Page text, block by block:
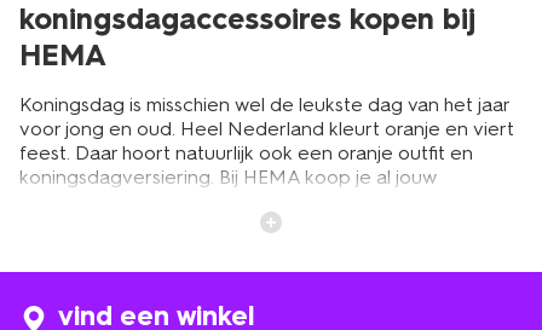
koningsdagaccessoires kopen bij
HEMA
Koningsdag is misschien wel de leukste dag van het jaar
voor jong en oud. Heel Nederland kleurt oranje en viert
feest. Daar hoort natuurlijk ook een oranje outfit en
koningsdagversiering. Bij HEMA koop je al jouw
maken. Trek je leukste oranje kleding aan,
Nederlandse vlag en maak je outfit af met gekke
kroontje. Het feest kan beginnen!
vind een winkel